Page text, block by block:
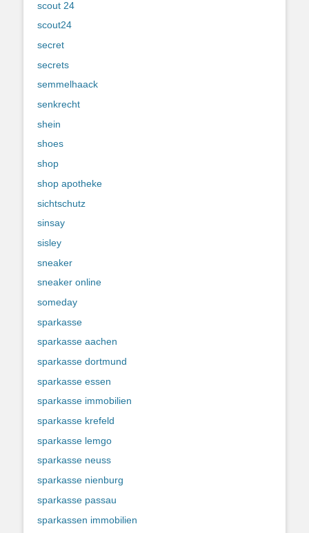
scout 24
scout24
secret
secrets
semmelhaack
senkrecht
shein
shoes
shop
shop apotheke
sichtschutz
sinsay
sisley
sneaker
sneaker online
someday
sparkasse
sparkasse aachen
sparkasse dortmund
sparkasse essen
sparkasse immobilien
sparkasse krefeld
sparkasse lemgo
sparkasse neuss
sparkasse nienburg
sparkasse passau
sparkassen immobilien